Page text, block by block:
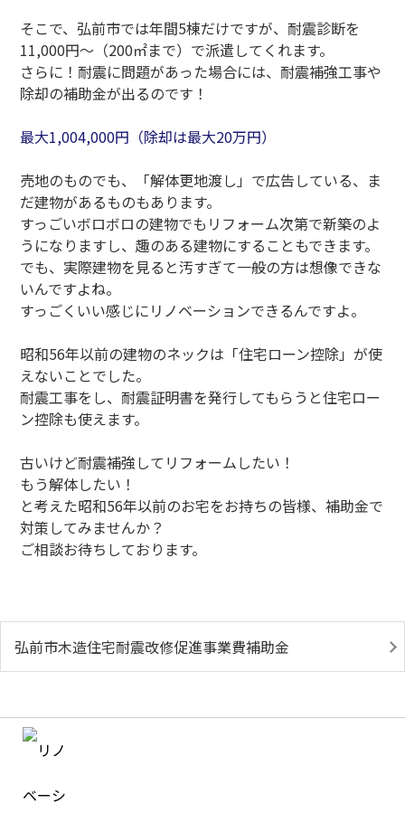
そこで、弘前市では年間5棟だけですが、耐震診断を
11,000円～（200㎡まで）で派遣してくれます。
さらに！耐震に問題があった場合には、耐震補強工事や
除却の補助金が出るのです！
最大1,004,000円（除却は最大20万円）
売地のものでも、「解体更地渡し」で広告している、ま
だ建物があるものもあります。
すっごいボロボロの建物でもリフォーム次第で新築のよ
うになりますし、趣のある建物にすることもできます。
でも、実際建物を見ると汚すぎて一般の方は想像できな
いんですよね。
すっごくいい感じにリノベーションできるんですよ。
昭和56年以前の建物のネックは「住宅ローン控除」が使
えないことでした。
耐震工事をし、耐震証明書を発行してもらうと住宅ロー
ン控除も使えます。
古いけど耐震補強してリフォームしたい！
もう解体したい！
と考えた昭和56年以前のお宅をお持ちの皆様、補助金で
対策してみませんか？
ご相談お待ちしております。
弘前市木造住宅耐震改修促進事業費補助金